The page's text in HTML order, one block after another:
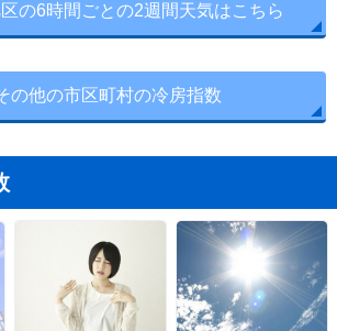
の6時間ごとの2週間天気はこちら
の他の市区町村の冷房指数